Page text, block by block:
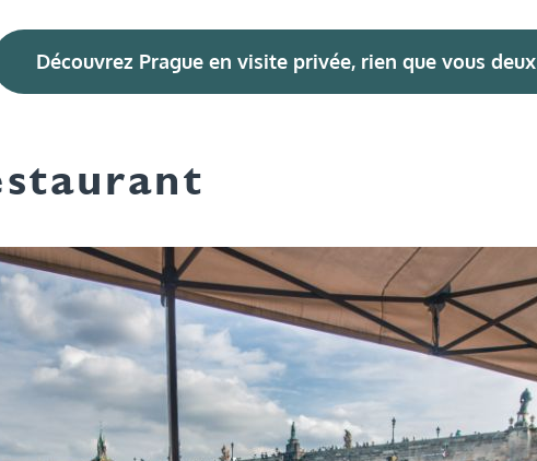
Découvrez Prague en visite privée, rien que vous deux